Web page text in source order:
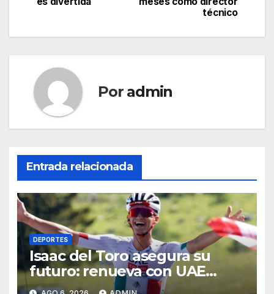
técnico
Por admin
Entrada relacionada
DEPORTES
Isaac del Toro asegura su
futuro: renueva con UAE
Team Emirates hasta 2031